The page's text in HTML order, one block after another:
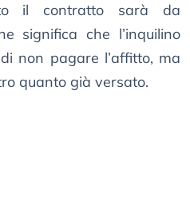
il contratto sarà da
significa che l’inquilino
non pagare l’affitto, ma
quanto già versato.